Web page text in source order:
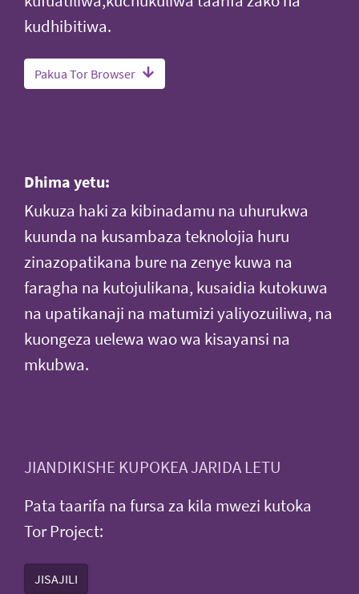
kudhibitiwa.
Pakua Tor Browser
Dhima yetu:
Kukuza haki za kibinadamu na uhurukwa
kuunda na kusambaza teknolojia huru
zinazopatikana bure na zenye kuwa na
faragha na kutojulikana, kusaidia kutokuwa
na upatikanaji na matumizi yaliyozuiliwa, na
kuongeza uelewa wao wa kisayansi na
mkubwa.
JIANDIKISHE KUPOKEA JARIDA LETU
Pata taarifa na fursa za kila mwezi kutoka
Tor Project:
JISAJILI